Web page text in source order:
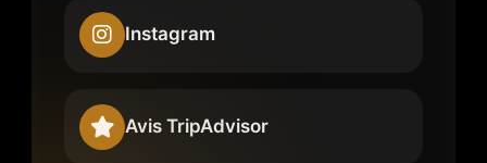
Instagram
Avis TripAdvisor